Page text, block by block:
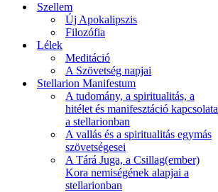
Szellem
Új Apokalipszis
Filozófia
Lélek
Meditáció
A Szövetség napjai
Stellarion Manifestum
A tudomány, a spiritualitás, a
hitélet és manifesztáció kapcsolata
a stellarionban
A vallás és a spiritualitás egymás
szövetségesei
A Tárá Juga, a Csillag(ember)
Kora nemiségének alapjai a
stellarionban